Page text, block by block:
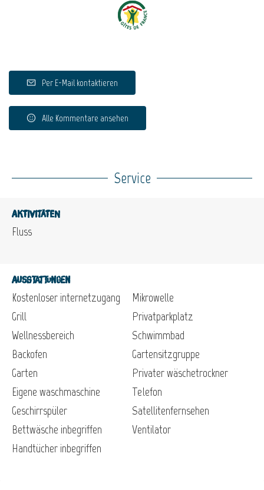
Per E-Mail kontaktieren
Alle Kommentare ansehen
Service
Aktivitäten
Fluss
Ausstattungen
Kostenloser internetzugang
Grill
Wellnessbereich
Backofen
Garten
Eigene waschmaschine
Geschirrspüler
Bettwäsche inbegriffen
Handtücher inbegriffen
Mikrowelle
Privatparkplatz
Schwimmbad
Gartensitzgruppe
Privater wäschetrockner
Telefon
Satellitenfernsehen
Ventilator